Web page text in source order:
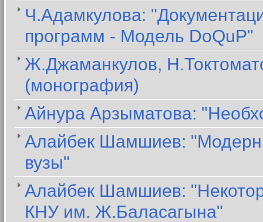
Ч.Адамкулова:
программ - Модель DoQuP"
Ж.Джаманкулов,
(монография)
Айнура Арзыматова:
Алайбек Шамшиев:
вузы"
Алайбек Шамшиев:
КНУ им. Ж.Баласагына"